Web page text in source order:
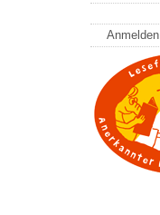
Anmelden